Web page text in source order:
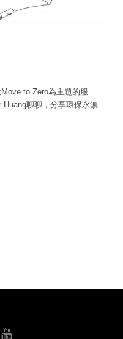
to Zero為主題的服
聊聊，分享環保永無